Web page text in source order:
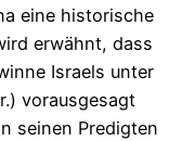
eine historische
erwähnt, dass
Israels unter
vorausgesagt
seinen Predigten